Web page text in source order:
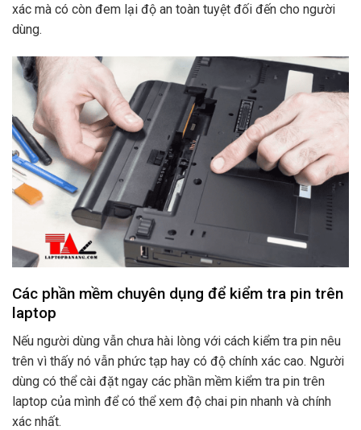
xác mà có còn đem lại độ an toàn tuyệt đối đến cho người
dùng.
Các phần mềm chuyên dụng để kiểm tra pin trên
laptop
Nếu người dùng vẫn chưa hài lòng với cách kiểm tra pin nêu
trên vì thấy nó vẫn phức tạp hay có độ chính xác cao. Người
dùng có thể cài đặt ngay các phần mềm kiểm tra pin trên
laptop của mình để có thể xem độ chai pin nhanh và chính
xác nhất.